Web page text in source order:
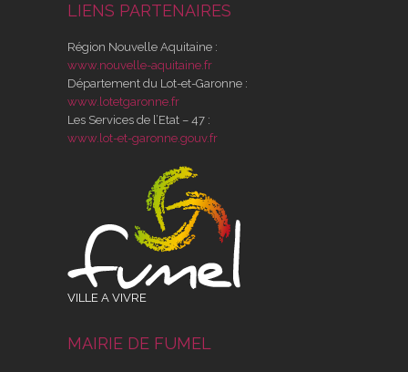
LIENS PARTENAIRES
Région Nouvelle Aquitaine :
www.nouvelle-aquitaine.fr
Département du Lot-et-Garonne :
www.lotetgaronne.fr
Les Services de l’Etat – 47 :
www.lot-et-garonne.gouv.fr
VILLE A VIVRE
MAIRIE DE FUMEL